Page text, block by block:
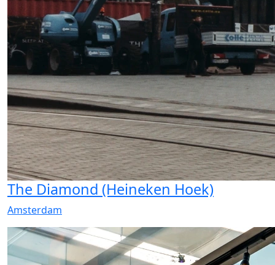
The Diamond (Heineken Hoek)
Amsterdam